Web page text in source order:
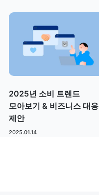
2025년 소비 트렌드
모아보기 & 비즈니스 대응
제안
2025.01.14